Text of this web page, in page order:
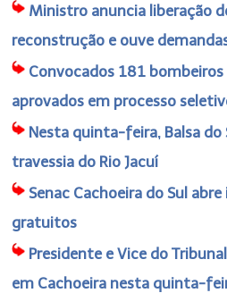
Ministro anuncia liberação
reconstrução e ouve
Convocados 181
aprovados em processo
Nesta quinta-feira, Balsa
travessia do Rio Jacuí
Senac Cachoeira do Sul
gratuitos
Presidente e Vice do
em Cachoeira nesta quinta-